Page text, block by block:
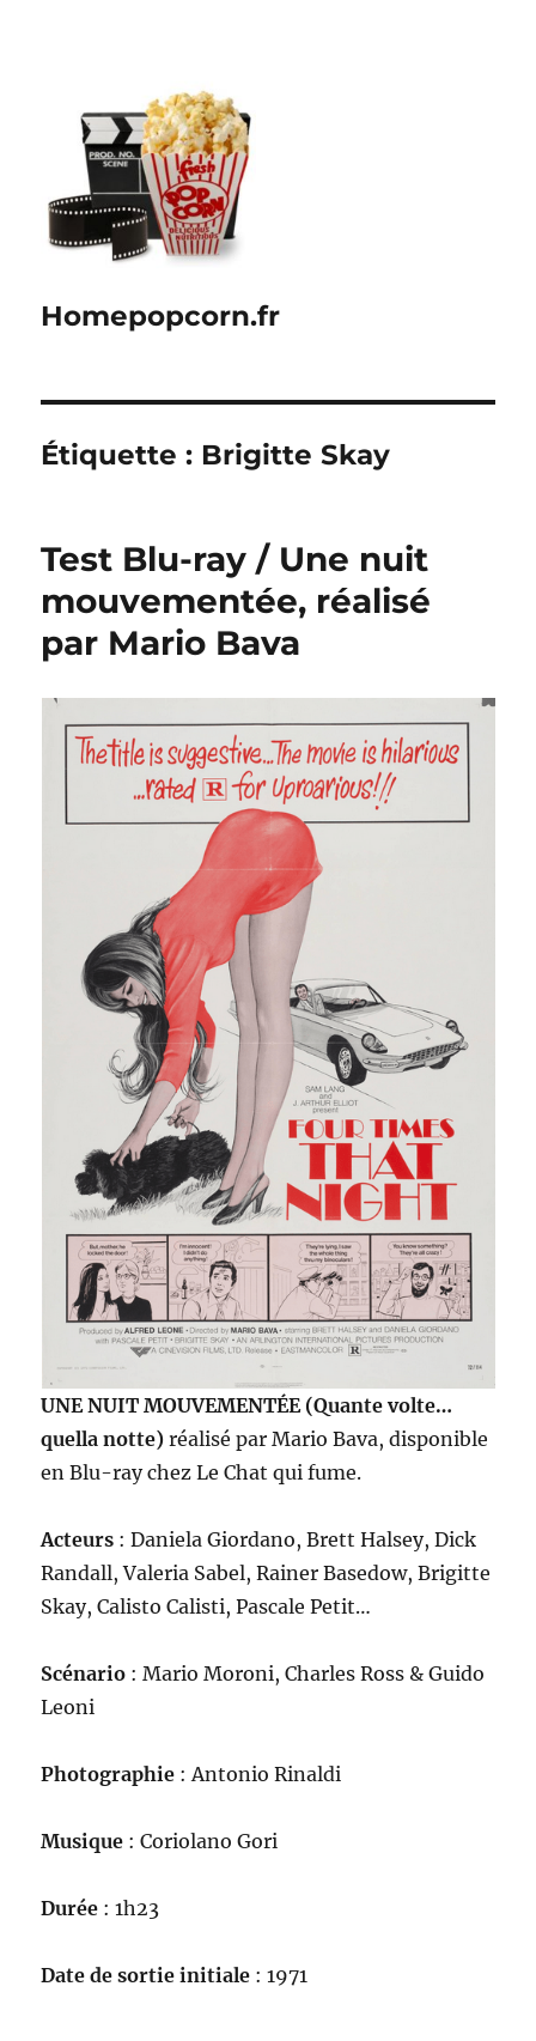
Homepopcorn.fr
Étiquette : Brigitte Skay
Test Blu-ray / Une nuit
mouvementée, réalisé
par Mario Bava
UNE NUIT MOUVEMENTÉE (Quante volte…
quella notte)réalisé par Mario Bava, disponible
en Blu-ray chez Le Chat qui fume.
Acteurs : Daniela Giordano, Brett Halsey, Dick
Randall, Valeria Sabel, Rainer Basedow, Brigitte
Skay, Calisto Calisti, Pascale Petit…
Scénario : Mario Moroni, Charles Ross & Guido
Leoni
Photographie : Antonio Rinaldi
Musique : Coriolano Gori
Durée : 1h23
Date de sortie initiale : 1971